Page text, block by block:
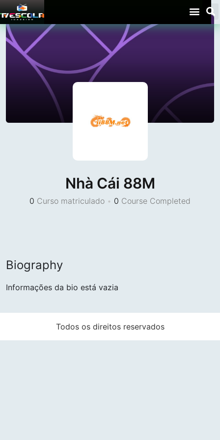
Nhà Cái 88M
0 Curso matriculado • 0 Course Completed
Biography
Informações da bio está vazia
Todos os direitos reservados